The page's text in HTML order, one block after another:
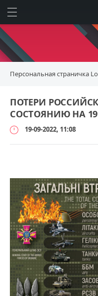
Персональная страничка
ПОТЕРИ
СОСТОЯНИЮ НА 19
19-09-2022, 11:08
69